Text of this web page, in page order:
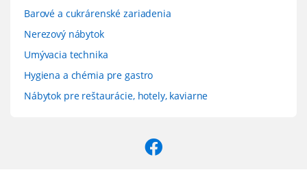
Barové a cukrárenské zariadenia
Nerezový nábytok
Umývacia technika
Hygiena a chémia pre gastro
Nábytok pre reštaurácie, hotely, kaviarne